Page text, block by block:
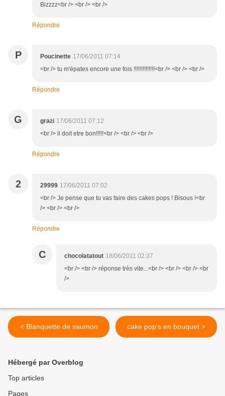
Bizzzz<br /> <br /> <br />
Répondre
P Poucinette 17/06/2011 07:14
<br /> tu m'épates encore une fois !!!!!!!!!!!!!!<br /> <br /> <br />
Répondre
G grazi 17/06/2011 07:12
<br /> il doit etre bon!!!!!<br /> <br /> <br />
Répondre
2 29999 17/06/2011 07:02
<br /> Je pense que tu vas faire des cakes pops ! Bisous !<br
/> <br /> <br />
Répondre
C chocolatatout 18/06/2011 02:37
<br /> <br /> réponse très vite...<br /> <br /> <br /> <br
/>
< Blanquette de saumon cake pop's en bouquet >
Hébergé par Overblog
Top articles
Pages